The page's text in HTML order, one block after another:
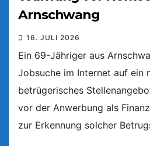
Arnschwang
16. JULI 2026
Ein 69-Jähriger aus
Jobsuche im Internet auf ein
betrügerisches
vor der Anwerbung als
zur Erkennung solcher